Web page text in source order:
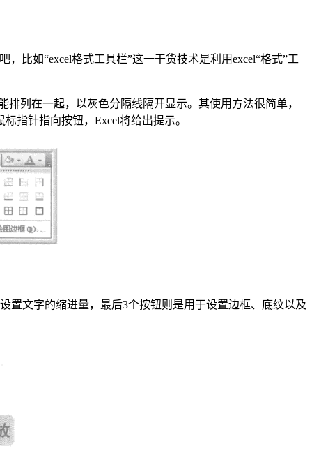
比如“excel格式工具栏”这一干货技术是利用excel“格式”工
列在一起，以灰色分隔线隔开显示。其使用方法很简单，
指针指向按钮，Excel将给出提示。
置文字的缩进量，最后3个按钮则是用于设置边框、底纹以及